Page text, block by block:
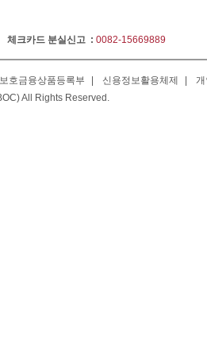
체크카드 분실신고 : 0082-15669889
보호금융상품등록부 신용정보활용체제
All Rights Reserved.